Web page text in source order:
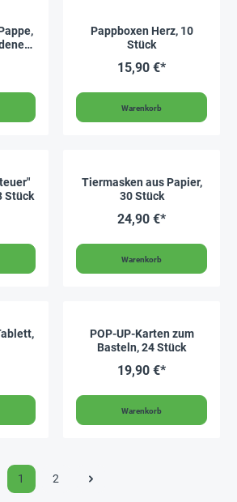
Pappboxen Herz, 10
Stück
15,90 €*
Warenkorb
Stück
Tiermasken aus Papier,
30 Stück
24,90 €*
Warenkorb
POP-UP-Karten zum
Basteln, 24 Stück
19,90 €*
Warenkorb
1 2